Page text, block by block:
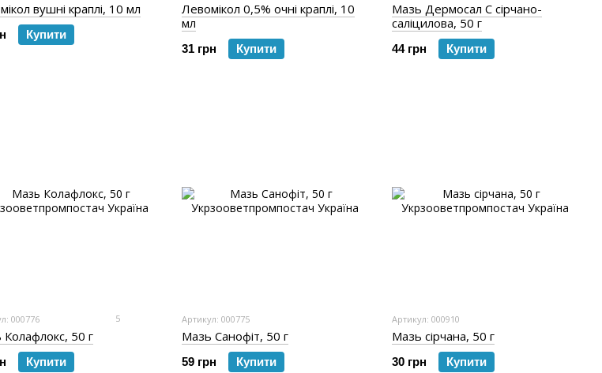
вушні краплі, 10 мл
Купити
Левомікол 0,5% очні краплі, 10
мл
31 грн Купити
Мазь Дермосал С сірчано-
саліцилова, 50 г
44 грн Купити
000776 5
50 г
Купити
Артикул: 000775
Мазь Санофіт, 50 г
59 грн Купити
Артикул: 000910
Мазь сірчана, 50 г
30 грн Купити